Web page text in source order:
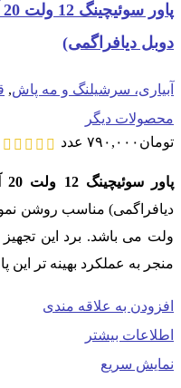
دوبل دیافراگمی)
آبیاری، سرشیلنگ و مه پاش,
محصولات دیگر
تومان ۷۹۰,۰۰۰ عدد
پاور سوئیچینگ 12 ولت 20 آمپر
ولت می باشد. برد این
منجر به عملکرد بهینه تر
افزودن به علاقه مندی
اطلاعات بیشتر
نمایش سریع